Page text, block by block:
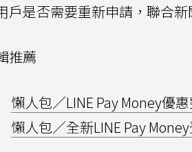
戶是否需要重新申請，聯合
推薦
懶人包／LINE Pay Money優
懶人包／全新LINE Pay